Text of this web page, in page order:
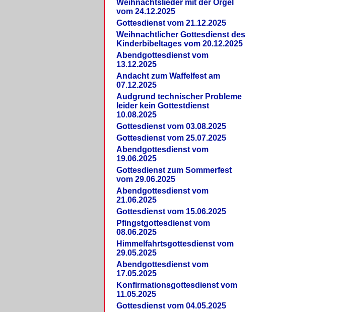
Weihnachtslieder mit der Orgel
vom 24.12.2025
Gottesdienst vom 21.12.2025
Weihnachtlicher Gottesdienst des
Kinderbibeltages vom 20.12.2025
Abendgottesdienst vom
13.12.2025
Andacht zum Waffelfest am
07.12.2025
Audgrund technischer Probleme
leider kein Gottestdienst
10.08.2025
Gottesdienst vom 03.08.2025
Gottesdienst vom 25.07.2025
Abendgottesdienst vom
19.06.2025
Gottesdienst zum Sommerfest
vom 29.06.2025
Abendgottesdienst vom
21.06.2025
Gottesdienst vom 15.06.2025
Pfingstgottesdienst vom
08.06.2025
Himmelfahrtsgottesdienst vom
29.05.2025
Abendgottesdienst vom
17.05.2025
Konfirmationsgottesdienst vom
11.05.2025
Gottesdienst vom 04.05.2025